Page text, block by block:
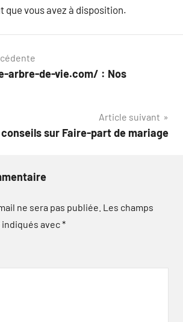
que vous avez à disposition.
arbre-de-vie.com/ : Nos
Article suivant
conseils sur Faire-part de mariage
ne sera pas publiée. Les champs
avec*